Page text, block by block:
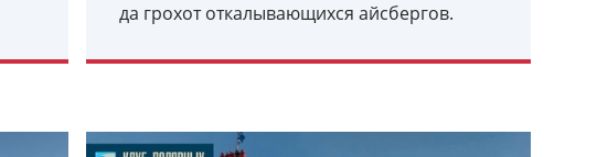
да грохот откалывающихся айсбергов.
УЗНАТЬ ПОДРОБНЕЕ